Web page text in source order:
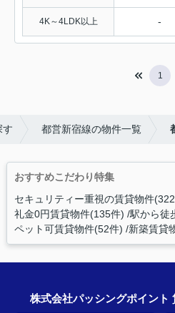
4K～4LDK以上 -
1
す 都営新宿線の物件一覧
おすすめこだわり特集
セキュリティー重視の賃貸物件
礼金0円賃貸物件(135件) 駅から徒
ペット可賃貸物件(52件) 新築賃貸
株式会社パッシングポイント